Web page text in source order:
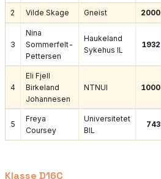
2 Vilde Skage Gneist 2000
3
Nina
Sommerfelt-
Pettersen
Haukeland
Sykehus IL
1932
4
Eli Fjell
Birkeland
Johannesen
NTNUI 1000
5
Freya
Coursey
Universitetet
BIL
743
Klasse D16C